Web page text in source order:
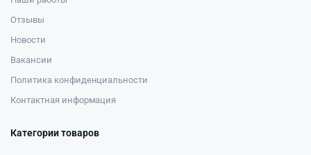
Отзывы
Новости
Вакансии
Политика конфиденциальности
Контактная информация
Категории товаров